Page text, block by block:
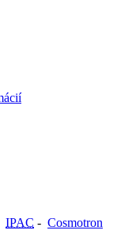
IPAC - Cosmotron